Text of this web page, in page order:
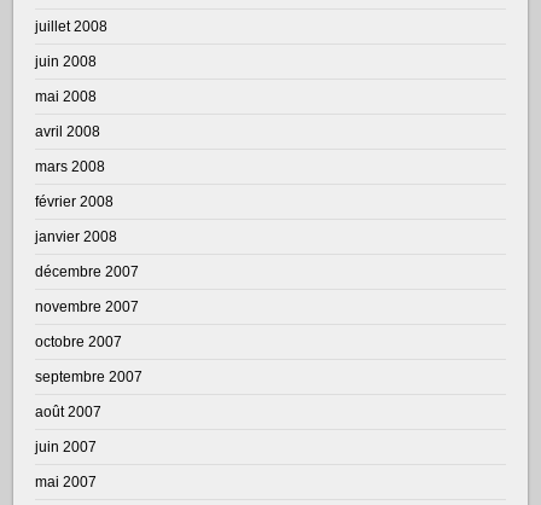
juillet 2008
juin 2008
mai 2008
avril 2008
mars 2008
février 2008
janvier 2008
décembre 2007
novembre 2007
octobre 2007
septembre 2007
août 2007
juin 2007
mai 2007